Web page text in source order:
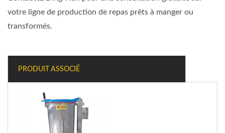
votre ligne de production de repas prêts à manger ou
transformés.
PRODUIT ASSOCIÉ